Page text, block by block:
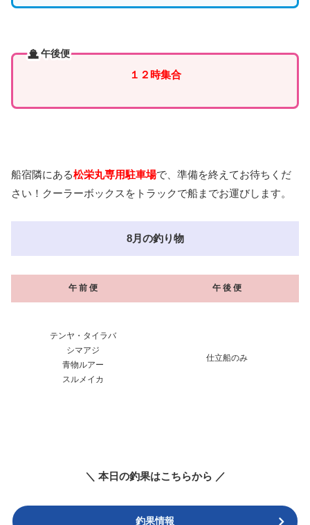
午後便
１２時集合
船宿隣にある松栄丸専用駐車場で、準備を終えてお待ちくだ
さい！クーラーボックスをトラックで船までお運びします。
8月の釣り物
午 前 便 午 後 便
テンヤ・タイラバ
シマアジ
青物ルアー
スルメイカ
仕立船のみ
＼ 本日の釣果はこちらから ／
釣果情報